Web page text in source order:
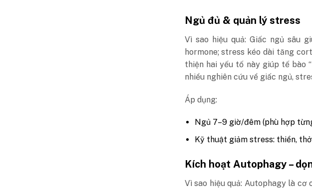
Ngủ đủ & quản lý stress
Vì sao hiệu quả: Giấc ngủ sâu
hormone; stress kéo dài tăng
thiện hai yếu tố này giúp tế bào
nhiều nghiên cứu về giấc ngủ,
Áp dụng:
Ngủ 7–9 giờ/đêm (phù hợp
Kỹ thuật giảm stress: thiền,
Kích hoạt Autophagy –
Vì sao hiệu quả: Autophagy là